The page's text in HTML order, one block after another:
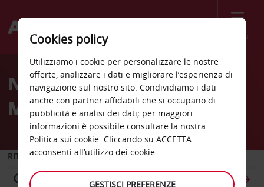
Menù
Welcome
AvisNoleggio auto Santa
Monica
RITIRO DA
Cookies policy
Utilizziamo i cookie per personalizzare le nostre
offerte, analizzare i dati e migliorare l’esperienza di
navigazione sul nostro sito. Condividiamo i dati
anche con partner affidabili che si occupano di
pubblicità e analisi dei dati; per maggiori
informazioni è possibile consultare la nostra
Politica sui cookie. Cliccando su ACCETTA
acconsenti all’utilizzo dei cookie.
GESTISCI PREFERENZE